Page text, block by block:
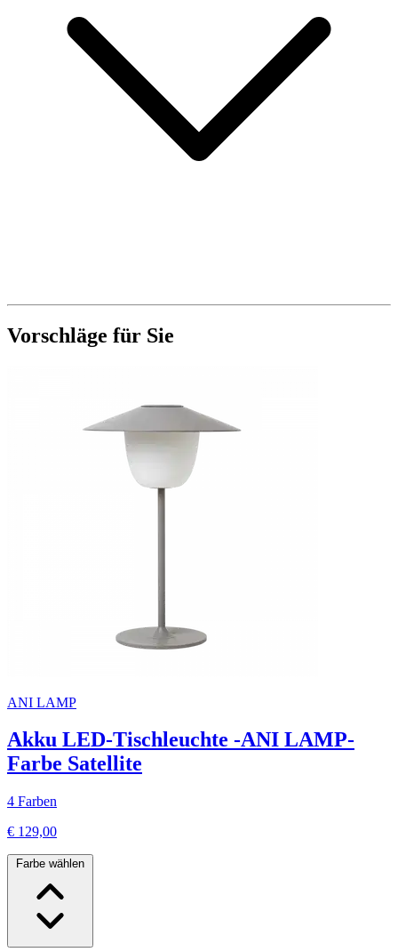
Vorschläge für Sie
ANI LAMP
Akku LED-Tischleuchte -ANI LAMP-
Farbe Satellite
4 Farben
€ 129,00
Farbe wählen